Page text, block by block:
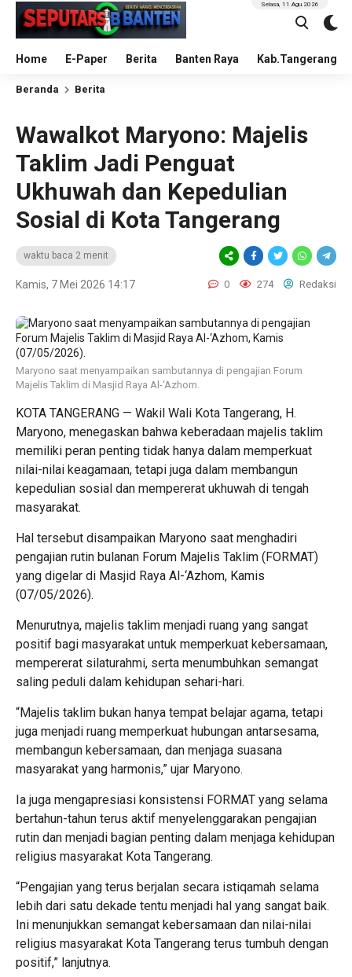
Home E-Paper Berita Banten Raya Kab.Tangerang
Selasa, 11 Agu 2026
Beranda Berita
Wawalkot Maryono: Majelis
Taklim Jadi Penguat
Ukhuwah dan Kepedulian
Sosial di Kota Tangerang
waktu baca 2 menit
Kamis, 7 Mei 2026 14:17 0 274 Redaksi
Maryono saat menyampaikan sambutannya di pengajian Forum
Majelis Taklim di Masjid Raya Al-‘Azhom.
KOTA TANGERANG — Wakil Wali Kota Tangerang, H.
Maryono, menegaskan bahwa keberadaan majelis taklim
memiliki peran penting tidak hanya dalam memperkuat
nilai-nilai keagamaan, tetapi juga dalam membangun
kepedulian sosial dan mempererat ukhuwah di tengah
masyarakat.
Hal tersebut disampaikan Maryono saat menghadiri
pengajian rutin bulanan Forum Majelis Taklim (FORMAT)
yang digelar di Masjid Raya Al-‘Azhom, Kamis
(07/05/2026).
Menurutnya, majelis taklim menjadi ruang yang sangat
positif bagi masyarakat untuk memperkuat kebersamaan,
mempererat silaturahmi, serta menumbuhkan semangat
saling peduli dalam kehidupan sehari-hari.
“Majelis taklim bukan hanya tempat belajar agama, tetapi
juga menjadi ruang memperkuat hubungan antarsesama,
membangun kebersamaan, dan menjaga suasana
masyarakat yang harmonis,” ujar Maryono.
Ia juga mengapresiasi konsistensi FORMAT yang selama
bertahun-tahun terus aktif menyelenggarakan pengajian
rutin dan menjadi bagian penting dalam menjaga kehidupan
religius masyarakat Kota Tangerang.
“Pengajian yang terus berjalan secara istiqamah selama
lebih dari satu dekade tentu menjadi hal yang sangat baik.
Ini menunjukkan semangat kebersamaan dan nilai-nilai
religius masyarakat Kota Tangerang terus tumbuh dengan
positif,” lanjutnya.